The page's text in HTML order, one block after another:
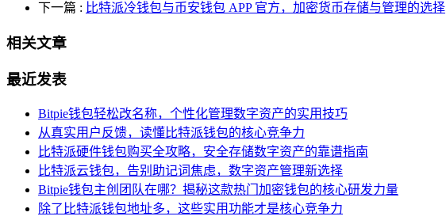
下一篇 : 比特派冷钱包与币安钱包 APP 官方，加密货币存储与管理的选择
相关文章
最近发表
Bitpie钱包轻松改名称，个性化管理数字资产的实用技巧
从真实用户反馈，读懂比特派钱包的核心竞争力
比特派硬件钱包购买全攻略，安全存储数字资产的靠谱指南
比特派云钱包，告别助记词焦虑，数字资产管理新选择
Bitpie钱包主创团队在哪？揭秘这款热门加密钱包的核心研发力量
除了比特派钱包地址多，这些实用功能才是核心竞争力